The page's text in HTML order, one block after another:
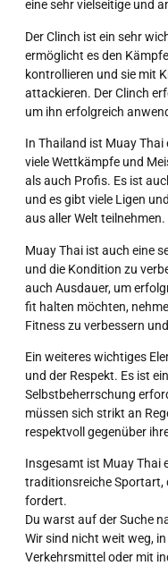
eine sehr vielseitige und
Der Clinch ist ein sehr
ermöglicht es den
kontrollieren und sie mit
attackieren. Der Clinch
um ihn erfolgreich
In Thailand ist Muay Thai
viele Wettkämpfe und
als auch Profis. Es ist
und es gibt viele Ligen
aus aller Welt teilnehmen.
Muay Thai ist auch eine
und die Kondition zu
auch Ausdauer, um
fit halten möchten,
Fitness zu verbessern
Ein weiteres wichtiges
und der Respekt. Es ist
Selbstbeherrschung
müssen sich strikt an
respektvoll gegenüber
Insgesamt ist Muay Thai
traditionsreiche Sportart,
fordert.
Du warst auf der Suche
Wir sind nicht weit weg,
Verkehrsmittel oder mit